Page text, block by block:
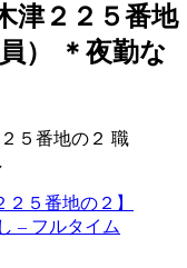
津２２５番地
） ＊夜勤な
５番地の２ 職